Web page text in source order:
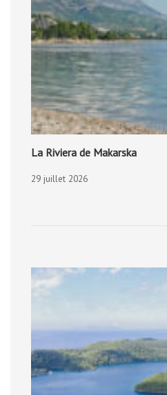
La Riviera de Makarska
29 juillet 2026